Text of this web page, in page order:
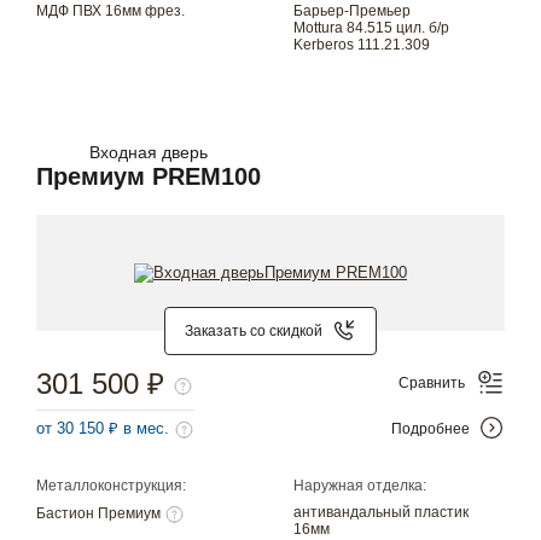
МДФ ПВХ 16мм фрез.
Барьер-Премьер
Mottura 84.515 цил. б/р
Kerberos 111.21.309
Входная дверь
Премиум PREM100
Заказать со скидкой
Металлоконструкция:
Бастион Премиум
Наружная отделка:
антивандальный пластик
16мм
301 500 ₽
от 30 150 ₽ в мес.
Сравнить
Подробнее